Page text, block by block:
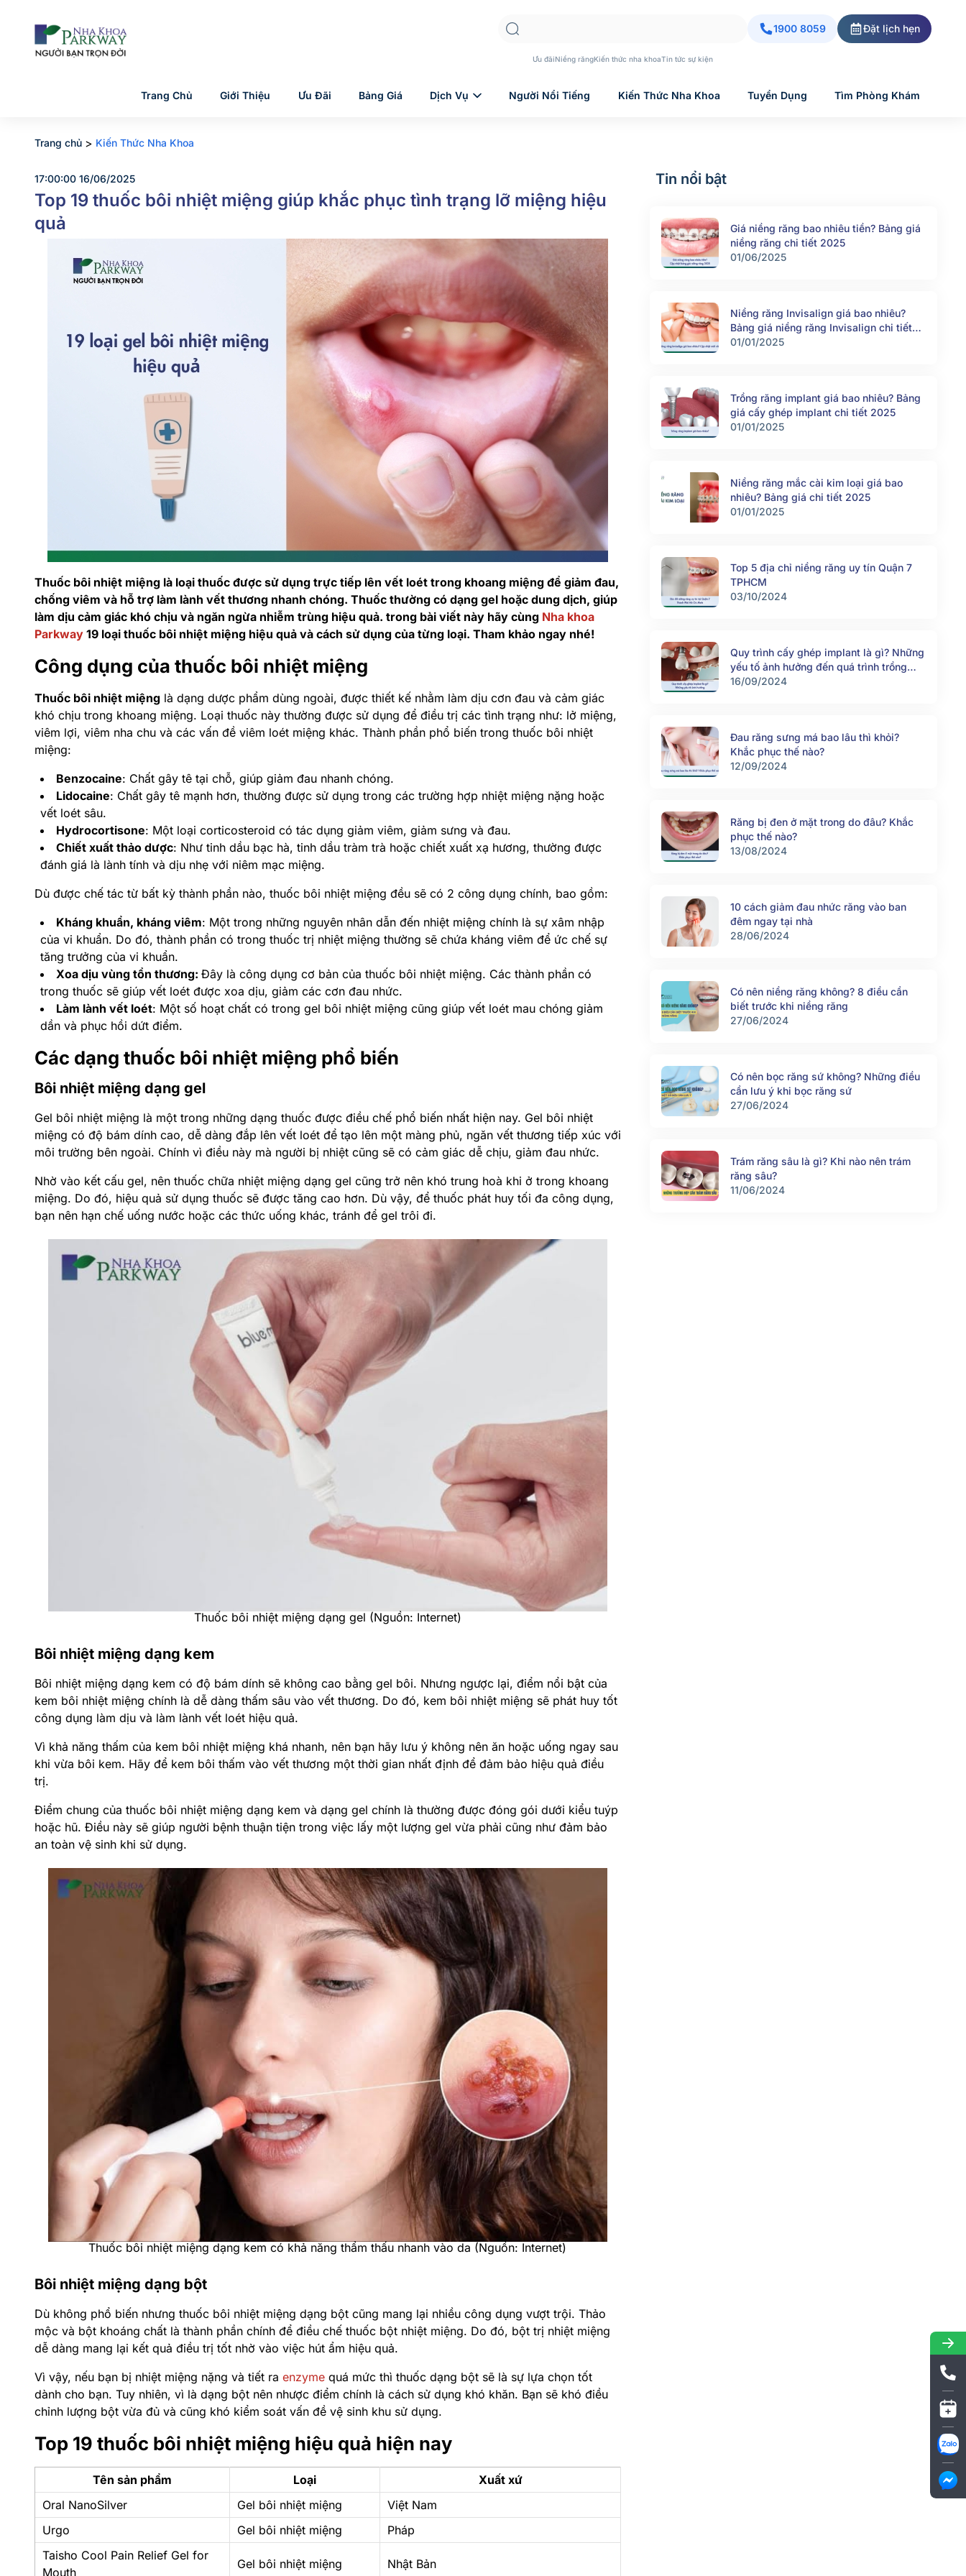
Ưu đãiNiềng răngKiến thức nha khoaTin tức sự kiện
1900 8059 Đặt lịch hẹn
Trang Chủ Giới Thiệu Ưu Đãi Bảng Giá Dịch Vụ Người Nổi Tiếng Kiến Thức Nha Khoa Tuyển Dụng Tìm Phòng Khám
Trang chủ > Kiến Thức Nha Khoa
17:00:00 16/06/2025
Top 19 thuốc bôi nhiệt miệng giúp khắc phục tình trạng lỡ miệng hiệu
quả
Thuốc bôi nhiệt miệng là loại thuốc được sử dụng trực tiếp lên vết loét trong khoang miệng để giảm đau,
chống viêm và hỗ trợ làm lành vết thương nhanh chóng. Thuốc thường có dạng gel hoặc dung dịch, giúp
làm dịu cảm giác khó chịu và ngăn ngừa nhiễm trùng hiệu quả. trong bài viết này hãy cùng Nha khoa
Parkway 19 loại thuốc bôi nhiệt miệng hiệu quả và cách sử dụng của từng loại. Tham khảo ngay nhé!
Công dụng của thuốc bôi nhiệt miệng
Thuốc bôi nhiệt miệng là dạng dược phẩm dùng ngoài, được thiết kế nhằm làm dịu cơn đau và cảm giác
khó chịu trong khoang miệng. Loại thuốc này thường được sử dụng để điều trị các tình trạng như: lở miệng,
viêm lợi, viêm nha chu và các vấn đề viêm loét miệng khác. Thành phần phổ biến trong thuốc bôi nhiệt
miệng:
Benzocaine: Chất gây tê tại chỗ, giúp giảm đau nhanh chóng.
Lidocaine: Chất gây tê mạnh hơn, thường được sử dụng trong các trường hợp nhiệt miệng nặng hoặc
vết loét sâu.
Hydrocortisone: Một loại corticosteroid có tác dụng giảm viêm, giảm sưng và đau.
Chiết xuất thảo dược: Như tinh dầu bạc hà, tinh dầu tràm trà hoặc chiết xuất xạ hương, thường được
đánh giá là lành tính và dịu nhẹ với niêm mạc miệng.
Dù được chế tác từ bất kỳ thành phần nào, thuốc bôi nhiệt miệng đều sẽ có 2 công dụng chính, bao gồm:
Kháng khuẩn, kháng viêm: Một trong những nguyên nhân dẫn đến nhiệt miệng chính là sự xâm nhập
của vi khuẩn. Do đó, thành phần có trong thuốc trị nhiệt miệng thường sẽ chứa kháng viêm để ức chế sự
tăng trưởng của vi khuẩn.
Xoa dịu vùng tổn thương: Đây là công dụng cơ bản của thuốc bôi nhiệt miệng. Các thành phần có
trong thuốc sẽ giúp vết loét được xoa dịu, giảm các cơn đau nhức.
Làm lành vết loét: Một số hoạt chất có trong gel bôi nhiệt miệng cũng giúp vết loét mau chóng giảm
dần và phục hồi dứt điểm.
Các dạng thuốc bôi nhiệt miệng phổ biến
Bôi nhiệt miệng dạng gel
Gel bôi nhiệt miệng là một trong những dạng thuốc được điều chế phổ biến nhất hiện nay. Gel bôi nhiệt
miệng có độ bám dính cao, dễ dàng đắp lên vết loét để tạo lên một màng phủ, ngăn vết thương tiếp xúc với
môi trường bên ngoài. Chính vì điều này mà người bị nhiệt cũng sẽ có cảm giác dễ chịu, giảm đau nhức.
Nhờ vào kết cấu gel, nên thuốc chữa nhiệt miệng dạng gel cũng trở nên khó trung hoà khi ở trong khoang
miệng. Do đó, hiệu quả sử dụng thuốc sẽ được tăng cao hơn. Dù vậy, để thuốc phát huy tối đa công dụng,
bạn nên hạn chế uống nước hoặc các thức uống khác, tránh để gel trôi đi.
Thuốc bôi nhiệt miệng dạng gel (Nguồn: Internet)
Bôi nhiệt miệng dạng kem
Bôi nhiệt miệng dạng kem có độ bám dính sẽ không cao bằng gel bôi. Nhưng ngược lại, điểm nổi bật của
kem bôi nhiệt miệng chính là dễ dàng thấm sâu vào vết thương. Do đó, kem bôi nhiệt miệng sẽ phát huy tốt
công dụng làm dịu và làm lành vết loét hiệu quả.
Vì khả năng thấm của kem bôi nhiệt miệng khá nhanh, nên bạn hãy lưu ý không nên ăn hoặc uống ngay sau
khi vừa bôi kem. Hãy để kem bôi thấm vào vết thương một thời gian nhất định để đảm bảo hiệu quả điều
trị.
Điểm chung của thuốc bôi nhiệt miệng dạng kem và dạng gel chính là thường được đóng gói dưới kiểu tuýp
hoặc hũ. Điều này sẽ giúp người bệnh thuận tiện trong việc lấy một lượng gel vừa phải cũng như đảm bảo
an toàn vệ sinh khi sử dụng.
Thuốc bôi nhiệt miệng dạng kem có khả năng thẩm thấu nhanh vào da (Nguồn: Internet)
Bôi nhiệt miệng dạng bột
Dù không phổ biến nhưng thuốc bôi nhiệt miệng dạng bột cũng mang lại nhiều công dụng vượt trội. Thảo
mộc và bột khoáng chất là thành phần chính để điều chế thuốc bột nhiệt miệng. Do đó, bột trị nhiệt miệng
dễ dàng mang lại kết quả điều trị tốt nhờ vào việc hút ẩm hiệu quả.
Vì vậy, nếu bạn bị nhiệt miệng nặng và tiết ra enzyme quá mức thì thuốc dạng bột sẽ là sự lựa chọn tốt
dành cho bạn. Tuy nhiên, vì là dạng bột nên nhược điểm chính là cách sử dụng khó khăn. Bạn sẽ khó điều
chỉnh lượng bột vừa đủ và cũng khó kiểm soát vấn đề vệ sinh khu sử dụng.
Top 19 thuốc bôi nhiệt miệng hiệu quả hiện nay
Tên sản phẩm Loại
Xuất xứ
Oral NanoSilver
Gel bôi nhiệt miệng
Việt Nam
Urgo
Gel bôi nhiệt miệng
Pháp
Taisho Cool Pain Relief Gel for
Mouth
Gel bôi nhiệt miệng Nhật Bản
Tin nổi bật
Giá niềng răng bao nhiêu tiền? Bảng giá
niềng răng chi tiết 2025
01/06/2025
Niềng răng Invisalign giá bao nhiêu?
Bảng giá niềng răng Invisalign chi tiết
2025
01/01/2025
Trồng răng implant giá bao nhiêu? Bảng
giá cấy ghép implant chi tiết 2025
01/01/2025
Niềng răng mắc cài kim loại giá bao
nhiêu? Bảng giá chi tiết 2025
01/01/2025
Top 5 địa chỉ niềng răng uy tín Quận 7
TPHCM
03/10/2024
Quy trình cấy ghép implant là gì? Những
yếu tố ảnh hưởng đến quá trình trồng
răng implant
16/09/2024
Đau răng sưng má bao lâu thì khỏi?
Khắc phục thế nào?
12/09/2024
Răng bị đen ở mặt trong do đâu? Khắc
phục thế nào?
13/08/2024
10 cách giảm đau nhức răng vào ban
đêm ngay tại nhà
28/06/2024
Có nên niềng răng không? 8 điều cần
biết trước khi niềng răng
27/06/2024
Có nên bọc răng sứ không? Những điều
cần lưu ý khi bọc răng sứ
27/06/2024
Trám răng sâu là gì? Khi nào nên trám
răng sâu?
11/06/2024